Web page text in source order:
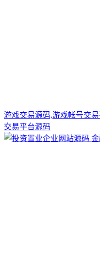
游戏交易源码,游戏帐号交
交易平台源码